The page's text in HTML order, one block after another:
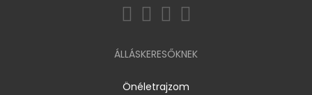
ÁLLÁSKERESŐKNEK
Önéletrajzom